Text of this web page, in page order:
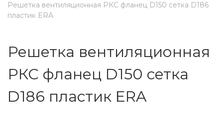
Решетка вентиляционная РКС фланец D150 сетка D186
пластик ERA
Решетка вентиляционная
РКС фланец D150 сетка
D186 пластик ERA